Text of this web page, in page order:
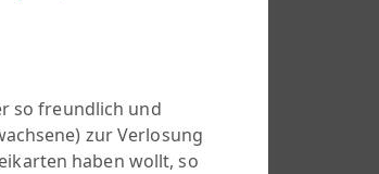
so freundlich und
zur Verlosung
haben wollt, so